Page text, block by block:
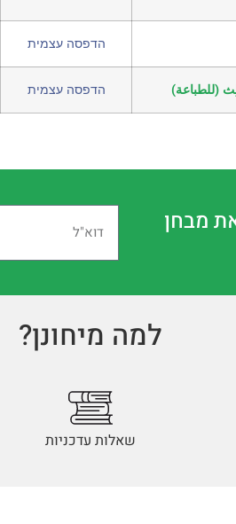
הדפסה עצמית
(للطباعة) הדפסה עצמית
מבחן
למה מיחונן?
שאלות עדכניות